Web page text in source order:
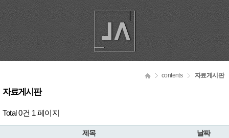
contents 자료게시판
자료게시판
Total 0건 1 페이지
제목 날짜